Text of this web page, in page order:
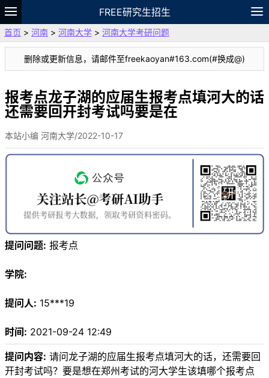
FREE研究生招生
题库
故事 专题 APP 笔记
VIP
资料
首页 > 河南 > 河南大学 > 河南大学考研问题
删除或更新信息，请邮件至freekaoyan#163.com(#换成@)
报考点龙子湖的应届生报考点填河大的话
还需要回开封考试吗要是在
本站小编 河南大学/2022-10-17
提问问题: 报考点
学院:
提问人: 15***19
时间: 2021-09-24 12:49
提问内容: 请问龙子湖的应届生报考点填河大的话，还需要回
开封考试吗？要是想在郑州考试的河大学生该填哪个报考点